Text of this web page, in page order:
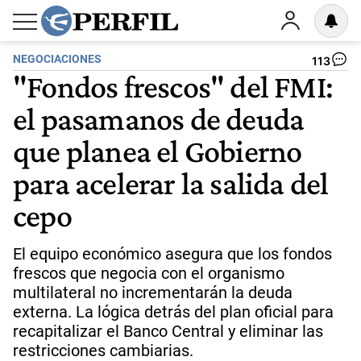
NEGOCIACIONES 113
"Fondos frescos" del FMI:
el pasamanos de deuda
que planea el Gobierno
para acelerar la salida del
cepo
El equipo económico asegura que los fondos
frescos que negocia con el organismo
multilateral no incrementarán la deuda
externa. La lógica detrás del plan oficial para
recapitalizar el Banco Central y eliminar las
restricciones cambiarias.